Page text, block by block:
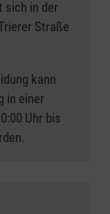
sich in der
Straße
kann
in einer
Uhr bis